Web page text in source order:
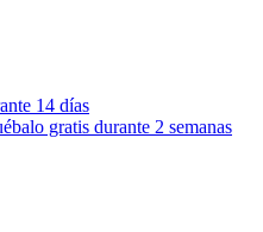
14 días
gratis durante 2 semanas